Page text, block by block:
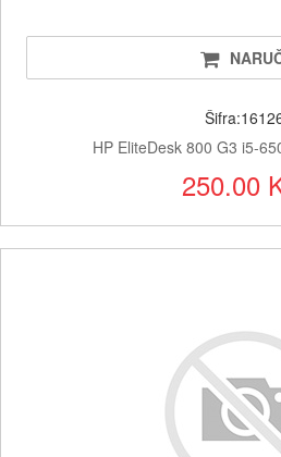
HP EliteDesk 800 G3 i5-
250.00